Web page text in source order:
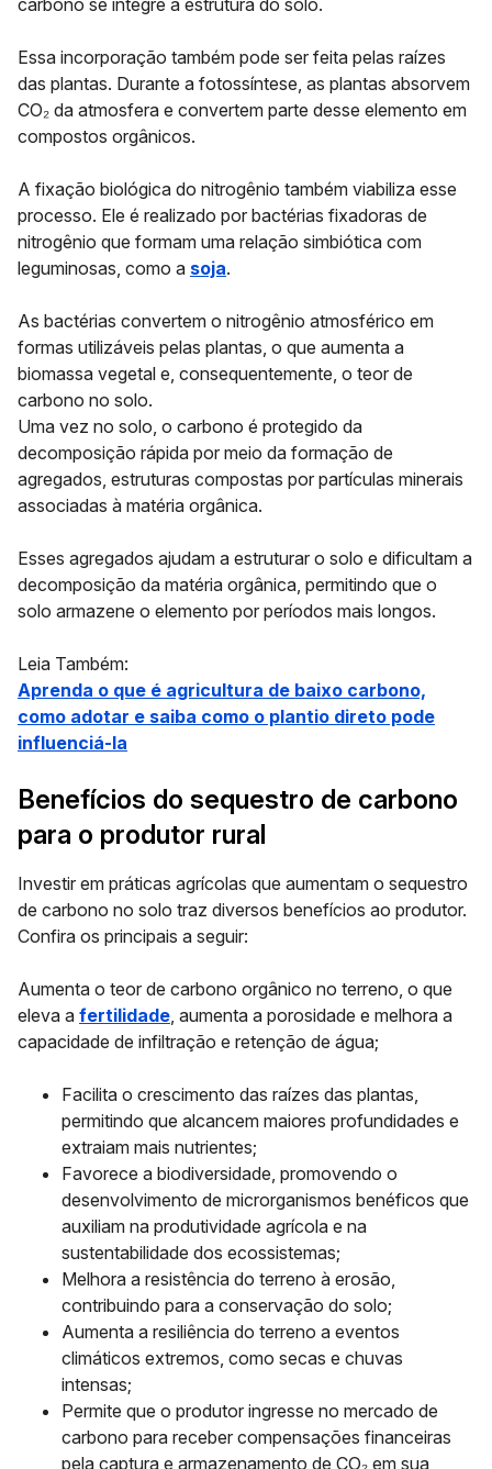
carbono se integre à estrutura do solo.
Essa incorporação também pode ser feita pelas raízes
das plantas. Durante a fotossíntese, as plantas absorvem
CO₂ da atmosfera e convertem parte desse elemento em
compostos orgânicos.
A fixação biológica do nitrogênio também viabiliza esse
processo. Ele é realizado por bactérias fixadoras de
nitrogênio que formam uma relação simbiótica com
leguminosas, como a soja.
As bactérias convertem o nitrogênio atmosférico em
formas utilizáveis pelas plantas, o que aumenta a
biomassa vegetal e, consequentemente, o teor de
carbono no solo.
Uma vez no solo, o carbono é protegido da
decomposição rápida por meio da formação de
agregados, estruturas compostas por partículas minerais
associadas à matéria orgânica.
Esses agregados ajudam a estruturar o solo e dificultam a
decomposição da matéria orgânica, permitindo que o
solo armazene o elemento por períodos mais longos.
Leia Também:
Aprenda o que é agricultura de baixo carbono,
como adotar e saiba como o plantio direto pode
influenciá-la
Benefícios do sequestro de carbono
para o produtor rural
Investir em práticas agrícolas que aumentam o sequestro
de carbono no solo traz diversos benefícios ao produtor.
Confira os principais a seguir:
Aumenta o teor de carbono orgânico no terreno, o que
eleva a fertilidade, aumenta a porosidade e melhora a
capacidade de infiltração e retenção de água;
Facilita o crescimento das raízes das plantas,
permitindo que alcancem maiores profundidades e
extraiam mais nutrientes;
Favorece a biodiversidade, promovendo o
desenvolvimento de microrganismos benéficos que
auxiliam na produtividade agrícola e na
sustentabilidade dos ecossistemas;
Melhora a resistência do terreno à erosão,
contribuindo para a conservação do solo;
Aumenta a resiliência do terreno a eventos
climáticos extremos, como secas e chuvas
intensas;
Permite que o produtor ingresse no mercado de
carbono para receber compensações financeiras
pela captura e armazenamento de CO₂ em sua